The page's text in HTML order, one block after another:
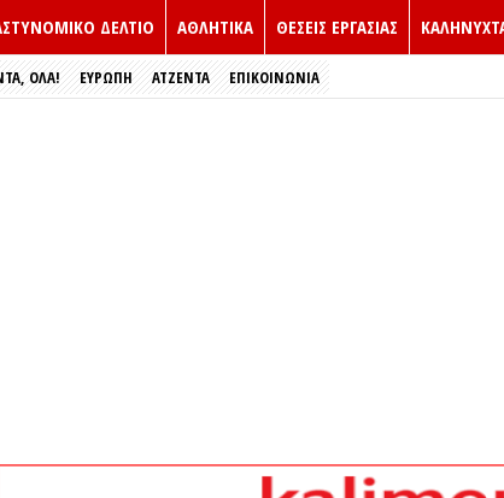
ΔΕΛΤΙΟ ΑΘΛΗΤΙΚΑ ΘΕΣΕΙΣ ΕΡΓΑΣΙΑΣ
ΟΛΑ! ΕΥΡΏΠΗ ΑΤΖΕΝΤΑ ΕΠΙΚΟΙΝΩΝΙΑ